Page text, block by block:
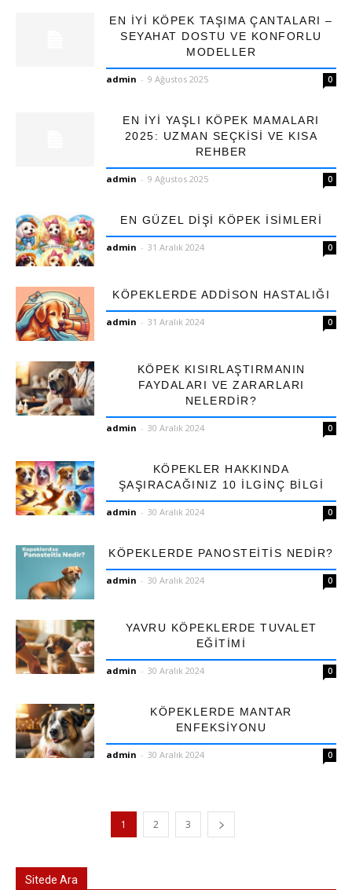
EN İYI KÖPEK TAŞIMA ÇANTALARI –
SEYAHAT DOSTU VE KONFORLU
MODELLER
admin - 9 Ağustos 2025 0
EN İYI YAŞLI KÖPEK MAMALARI
2025: UZMAN SEÇKISI VE KISA
REHBER
admin - 9 Ağustos 2025 0
EN GÜZEL DIŞI KÖPEK İSIMLERI
admin - 31 Aralık 2024 0
KÖPEKLERDE ADDISON HASTALIĞI
admin - 31 Aralık 2024 0
KÖPEK KISIRLAŞTIRMANIN
FAYDALARI VE ZARARLARI
NELERDIR?
admin - 30 Aralık 2024 0
KÖPEKLER HAKKINDA
ŞAŞIRACAĞINIZ 10 İLGINÇ BILGI
admin - 30 Aralık 2024 0
KÖPEKLERDE PANOSTEITIS NEDIR?
admin - 30 Aralık 2024 0
YAVRU KÖPEKLERDE TUVALET
EĞITIMI
admin - 30 Aralık 2024 0
KÖPEKLERDE MANTAR
ENFEKSIYONU
admin - 30 Aralık 2024 0
1 2 3
Sitede Ara